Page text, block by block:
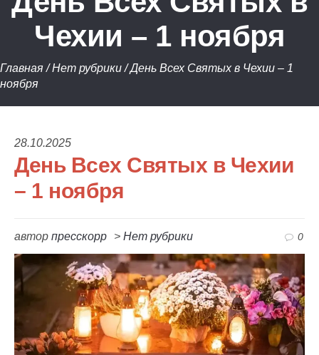
Чехии – 1 ноября
Главная /Нет рубрики /День Всех Святых в Чехии – 1
ноября
28.10.2025
День Всех Святых в Чехии
– 1 ноября
автор пресскорр > Нет рубрики 0